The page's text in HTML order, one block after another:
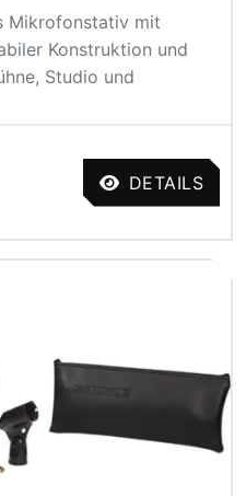
Mikrofonstativ mit
Konstruktion und
Studio und
DETAILS